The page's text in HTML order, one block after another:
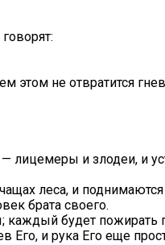
не отвратится
лицемеры и злодеи, и
леса, и
брата своего.
каждый будет
и рука Его еще